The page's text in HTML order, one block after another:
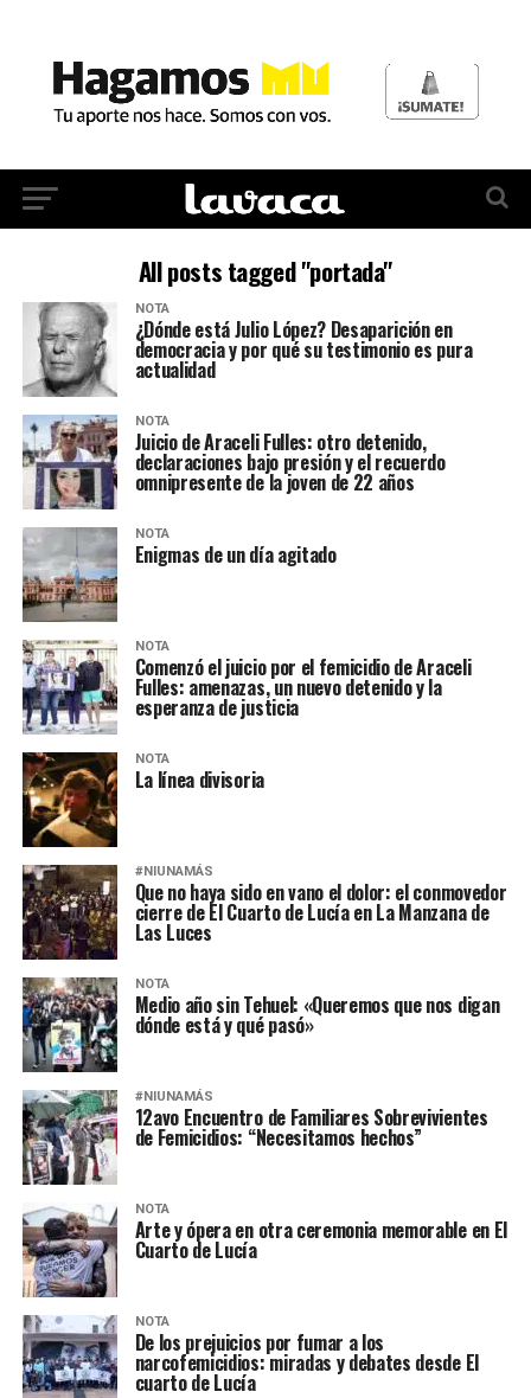
All posts tagged "portada"
NOTA
¿Dónde está Julio López? Desaparición en
democracia y por qué su testimonio es pura
actualidad
NOTA
Juicio de Araceli Fulles: otro detenido,
declaraciones bajo presión y el recuerdo
omnipresente de la joven de 22 años
NOTA
Enigmas de un día agitado
NOTA
Comenzó el juicio por el femicidio de Araceli
Fulles: amenazas, un nuevo detenido y la
esperanza de justicia
NOTA
La línea divisoria
#NIUNAMÁS
Que no haya sido en vano el dolor: el conmovedor
cierre de El Cuarto de Lucía en La Manzana de
Las Luces
NOTA
Medio año sin Tehuel: «Queremos que nos digan
dónde está y qué pasó»
#NIUNAMÁS
12avo Encuentro de Familiares Sobrevivientes
de Femicidios: “Necesitamos hechos”
NOTA
Arte y ópera en otra ceremonia memorable en El
Cuarto de Lucía
NOTA
De los prejuicios por fumar a los
narcofemicidios: miradas y debates desde El
cuarto de Lucía